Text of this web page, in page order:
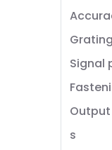
Signal
s